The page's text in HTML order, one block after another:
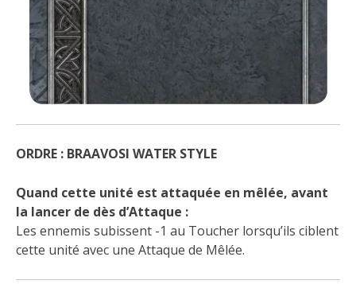
ORDRE : BRAAVOSI WATER STYLE
Quand cette unité est attaquée en mêlée, avant
la lancer de dès d’Attaque :
Les ennemis subissent -1 au Toucher lorsqu’ils ciblent
cette unité avec une Attaque de Mêlée.